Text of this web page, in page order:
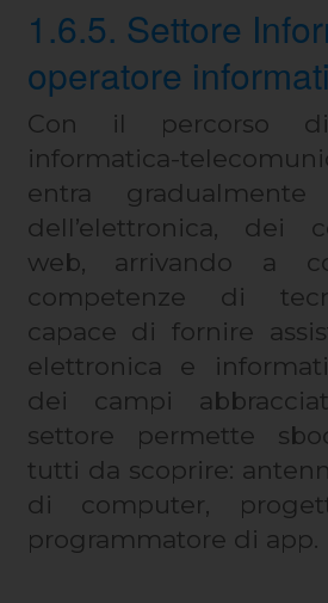
1.6.5. Settore
operatore
Con il percorso di
informatica-
entra
dell’elettronica, dei
web, arrivando a
competenze di
capace di fornire
elettronica e
dei campi
settore permette
tutti da scoprire:
di computer,
programmatore di app.